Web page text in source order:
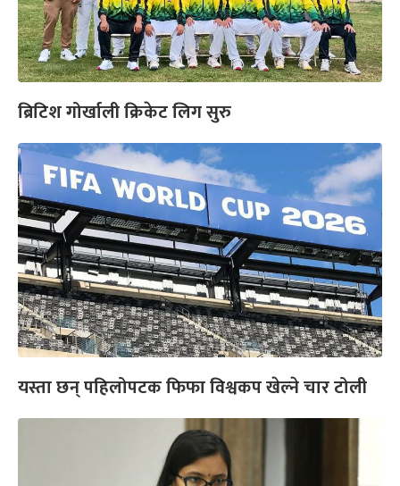
ब्रिटिश गोर्खाली क्रिकेट लिग सुरु
यस्ता छन् पहिलोपटक फिफा विश्वकप खेल्ने चार टोली